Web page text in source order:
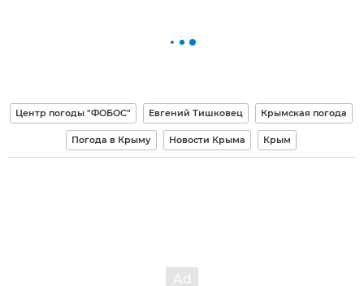
Центр погоды "ФОБОС" Евгений Тишковец Крымская погода
Погода в Крыму Новости Крыма Крым